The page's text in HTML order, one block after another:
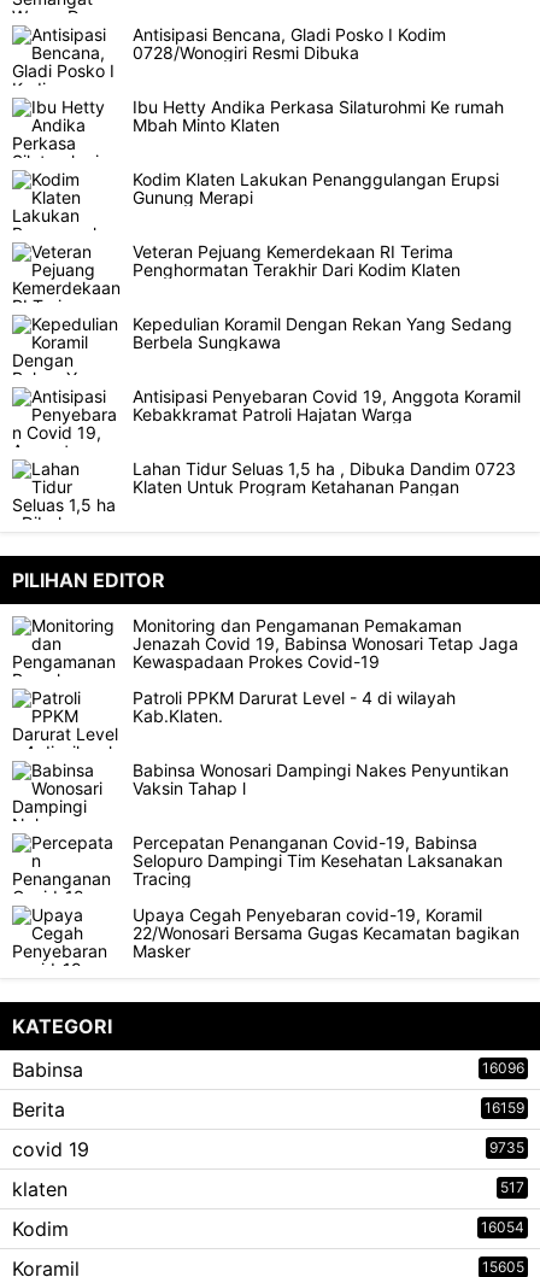
Antisipasi Bencana, Gladi Posko I Kodim
0728/Wonogiri Resmi Dibuka
Ibu Hetty Andika Perkasa Silaturohmi Ke rumah
Mbah Minto Klaten
Kodim Klaten Lakukan Penanggulangan Erupsi
Gunung Merapi
Veteran Pejuang Kemerdekaan RI Terima
Penghormatan Terakhir Dari Kodim Klaten
Kepedulian Koramil Dengan Rekan Yang Sedang
Berbela Sungkawa
Antisipasi Penyebaran Covid 19, Anggota Koramil
Kebakkramat Patroli Hajatan Warga
Lahan Tidur Seluas 1,5 ha , Dibuka Dandim 0723
Klaten Untuk Program Ketahanan Pangan
PILIHAN EDITOR
Monitoring dan Pengamanan Pemakaman
Jenazah Covid 19, Babinsa Wonosari Tetap Jaga
Kewaspadaan Prokes Covid-19
Patroli PPKM Darurat Level - 4 di wilayah
Kab.Klaten.
Babinsa Wonosari Dampingi Nakes Penyuntikan
Vaksin Tahap l
Percepatan Penanganan Covid-19, Babinsa
Selopuro Dampingi Tim Kesehatan Laksanakan
Tracing
Upaya Cegah Penyebaran covid-19, Koramil
22/Wonosari Bersama Gugas Kecamatan bagikan
Masker
KATEGORI
Babinsa
16096
Berita 16159
covid 19 9735
klaten 517
Kodim 16054
Koramil 15605